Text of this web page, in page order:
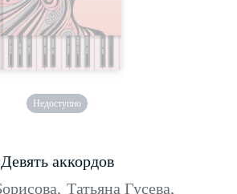
Недоступно
Девять аккордов
, Татьяна Гусева,